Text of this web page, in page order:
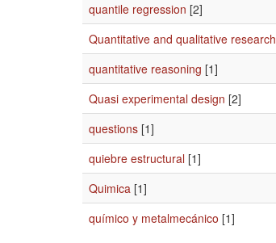
quantile regression [2]
Quantitative and qualitative research
quantitative reasoning [1]
Quasi experimental design [2]
questions [1]
quiebre estructural [1]
Quimica [1]
químico y metalmecánico [1]